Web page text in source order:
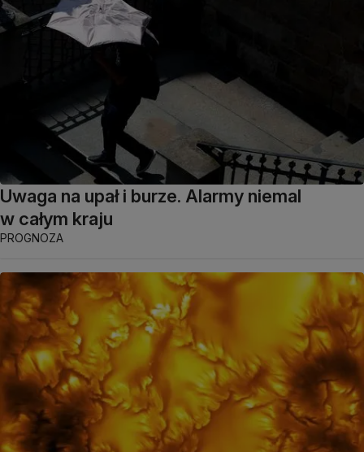
Uwaga na upał i burze. Alarmy niemal
w całym kraju
PROGNOZA